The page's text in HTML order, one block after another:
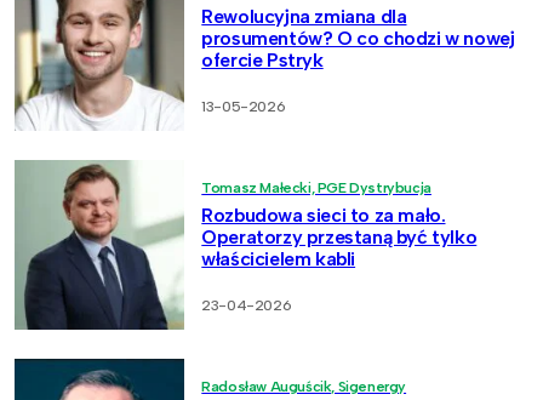
Rewolucyjna zmiana dla
prosumentów? O co chodzi w nowej
ofercie Pstryk
13-05-2026
Tomasz Małecki, PGE Dystrybucja
Rozbudowa sieci to za mało.
Operatorzy przestaną być tylko
właścicielem kabli
23-04-2026
Radosław Auguścik, Sigenergy